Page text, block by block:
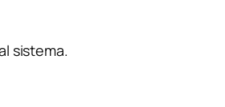
sistema.